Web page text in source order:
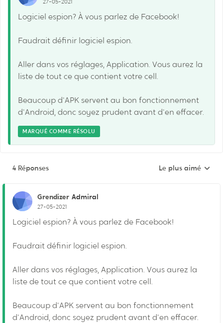
Logiciel espion? À vous parlez de Facebook!
Faudrait définir logiciel espion.
Aller dans vos réglages, Application. Vous aurez la
liste de tout ce que contient votre cell.
Beaucoup d'APK servent au bon fonctionnement
d'Android, donc soyez prudent avant d'en effacer.
MARQUÉ COMME RÉSOLU
4 Réponses Réponses triées
Le plus aimé
Grendizer Admiral
27-05-2021
Logiciel espion? À vous parlez de Facebook!
Faudrait définir logiciel espion.
Aller dans vos réglages, Application. Vous aurez la
liste de tout ce que contient votre cell.
Beaucoup d'APK servent au bon fonctionnement
d'Android, donc soyez prudent avant d'en effacer.